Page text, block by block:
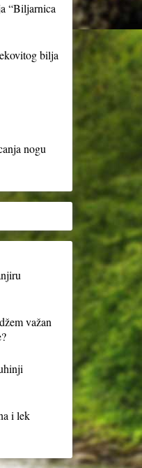
“Biljarnica
bilja
nogu
važan
i lek